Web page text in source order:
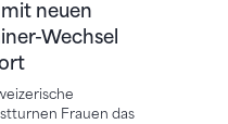
neuen
Wechsel
Frauen das